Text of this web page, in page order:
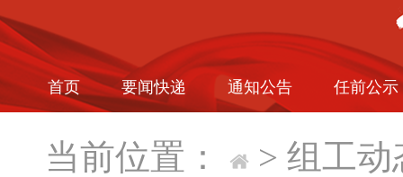
首页 要闻快递 通知公告 任前公示
当前位置： > 组工动